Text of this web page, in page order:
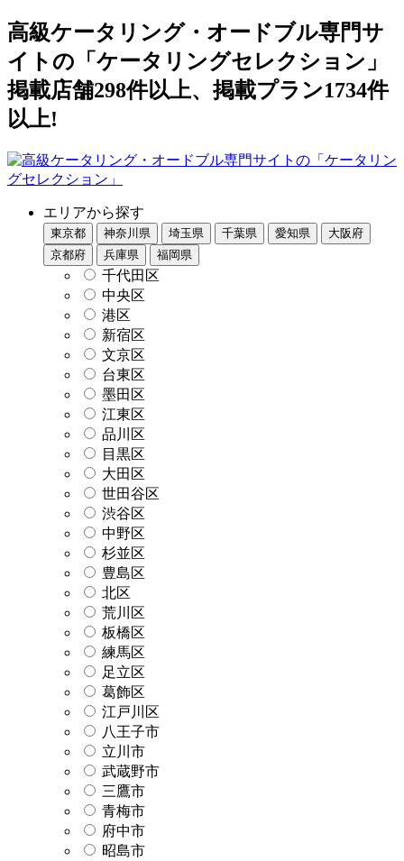
高級ケータリング・オードブル専門サ
イトの「ケータリングセレクション」
掲載店舗298件以上、掲載プラン1734件
以上!
エリアから探す
東京都 神奈川県 埼玉県 千葉県 愛知県
大阪府
京都府
兵庫県 福岡県
千代田区
中央区
港区
新宿区
文京区
台東区
墨田区
江東区
品川区
目黒区
大田区
世田谷区
渋谷区
中野区
杉並区
豊島区
北区
荒川区
板橋区
練馬区
足立区
葛飾区
江戸川区
八王子市
立川市
武蔵野市
三鷹市
青梅市
府中市
昭島市